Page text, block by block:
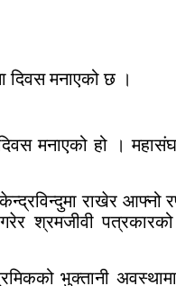
दिवस मनाएको छ ।
मनाएको हो । महासंघले
राखेर आफ्नो
श्रमजीवी
भुक्तानी